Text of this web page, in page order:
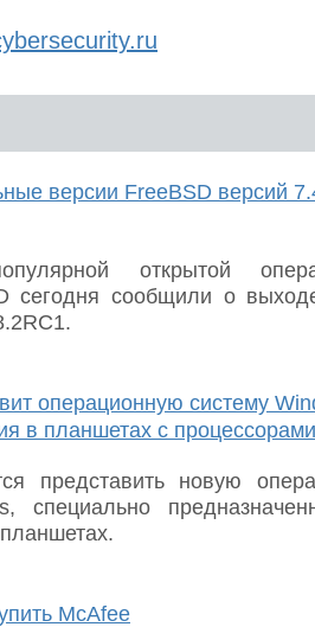
версии FreeBSD версий
открытой
сегодня сообщили о
операционную систему
в планшетах с
представить новую
специально
McAfee